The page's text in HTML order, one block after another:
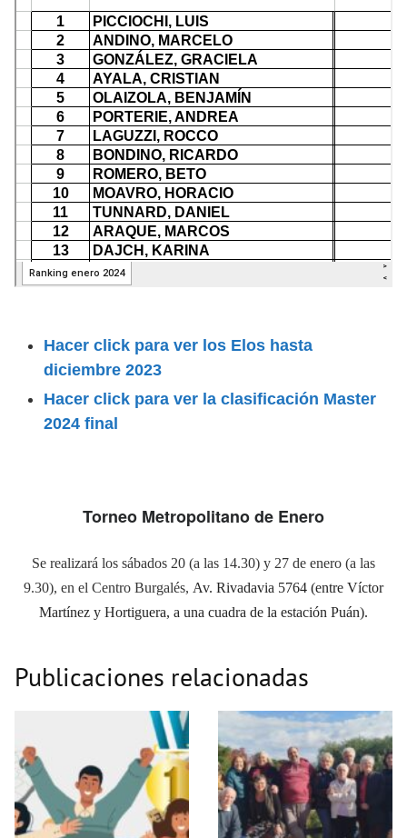
Hacer click para ver los Elos hasta
diciembre 2023
Hacer click para ver la clasificación Master
2024 final
Torneo Metropolitano de Enero
Se realizará los sábados 20 (a las 14.30) y 27 de enero (a las
9.30), en el Centro Burgalés, Av. Rivadavia 5764 (entre Víctor
Martínez y Hortiguera, a una cuadra de la estación Puán).
Publicaciones relacionadas